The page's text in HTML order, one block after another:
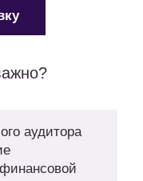
аудитора